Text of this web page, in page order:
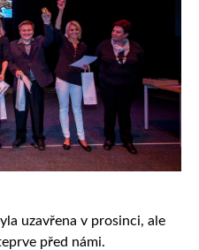
uzavřena v prosinci, ale
před námi.